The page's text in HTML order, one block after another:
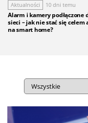
Aktualności 10 dni temu
Alarm i kamery podłączone
sieci – jak nie stać się celem
na smart home?